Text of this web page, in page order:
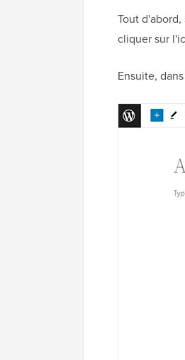
Tout
cliquer sur
Ensuite,